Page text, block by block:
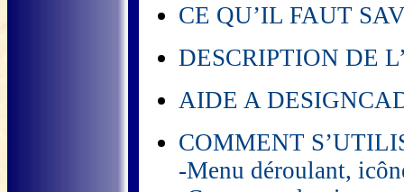
CE QU’IL FAUT
DESCRIPTION DE
AIDE A
COMMENT
-Menu déroulant,